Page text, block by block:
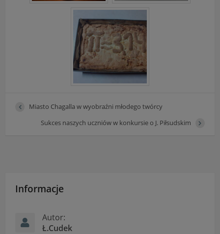
Miasto Chagalla w wyobraźni młodego twórcy
Sukces naszych uczniów w konkursie o J. Piłsudskim
Informacje
Autor:
Ł.Cudek